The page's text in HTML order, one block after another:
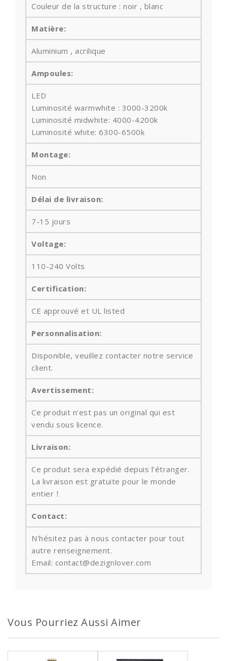
Couleur de la structure : noir , blanc
Matière:
Aluminium , acrilique
Ampoules:
LED
Luminosité warmwhite : 3000-3200k
Luminosité midwhite: 4000-4200k
Luminosité white: 6300-6500k
Montage:
Non
Délai de livraison:
7-15 jours
Voltage:
110-240 Volts
Certification:
CE approuvé et UL listed
Personnalisation:
Disponible, veuillez contacter notre service
client.
Avertissement:
Ce produit n'est pas un original qui est
vendu sous licence.
Livraison:
Ce produit sera expédié depuis l'étranger.
La livraison est gratuite pour le monde
entier！
Contact:
N'hésitez pas à nous contacter pour tout
autre renseignement.
Email: contact@dezignlover.com
Vous Pourriez Aussi Aimer